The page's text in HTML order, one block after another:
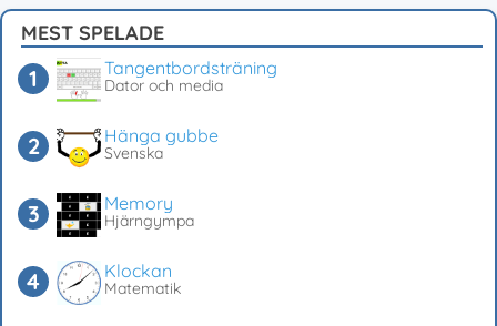
MEST SPELADE
Tangentbordsträning
Dator och media
Hänga gubbe
Svenska
Memory
Hjärngympa
Klockan
Matematik